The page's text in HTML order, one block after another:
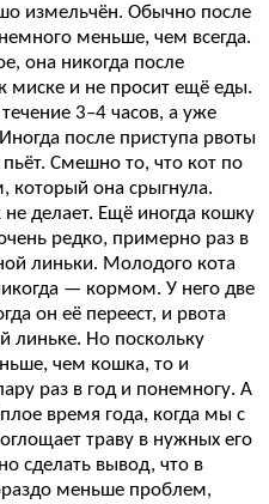
измельчён. Обычно после
меньше, чем всегда.
она никогда после
миске и не просит ещё еды.
3–4 часов, а уже
после приступа рвоты
Смешно то, что кот по
который она срыгнула.
делает. Ещё иногда кошку
редко, примерно раз в
линьки. Молодого кота
— кормом. У него две
он её переест, и рвота
линьке. Но поскольку
чем кошка, то и
раз в год и понемногу. А
время года, когда мы с
траву в нужных его
сделать вывод, что в
меньше проблем,